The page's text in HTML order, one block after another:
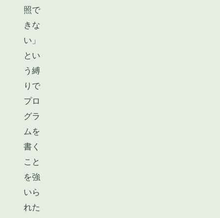
照で
きな
い」
とい
う縛
りで
プロ
グラ
ムを
書く
こと
を強
いら
れた